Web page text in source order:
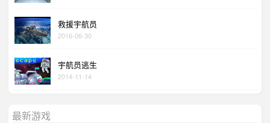
救援宇航员
2016-06-30
宇航员逃生
2014-11-14
最新游戏